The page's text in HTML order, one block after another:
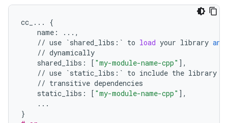
cc_ ...
{
name : ... ,
// use `shared_libs : ` to load your library and
// dynamically
shared_libs : [ "my-module-name-cpp" ],
// use `static_libs : ` to include the library
// transitive dependencies
static_libs : [ "my-module-name-cpp" ],
...
}